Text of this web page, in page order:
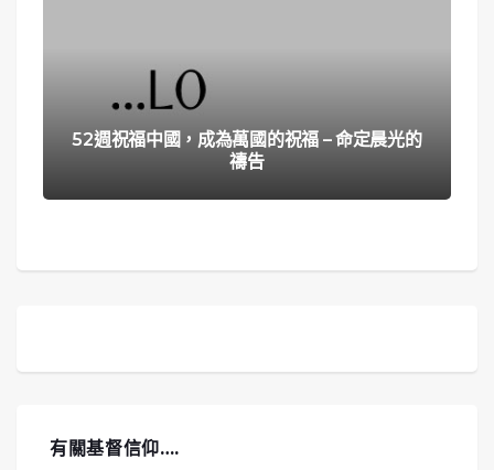
52週祝福中國，成為萬國的祝福 – 命定晨光的
禱告
有關基督信仰….